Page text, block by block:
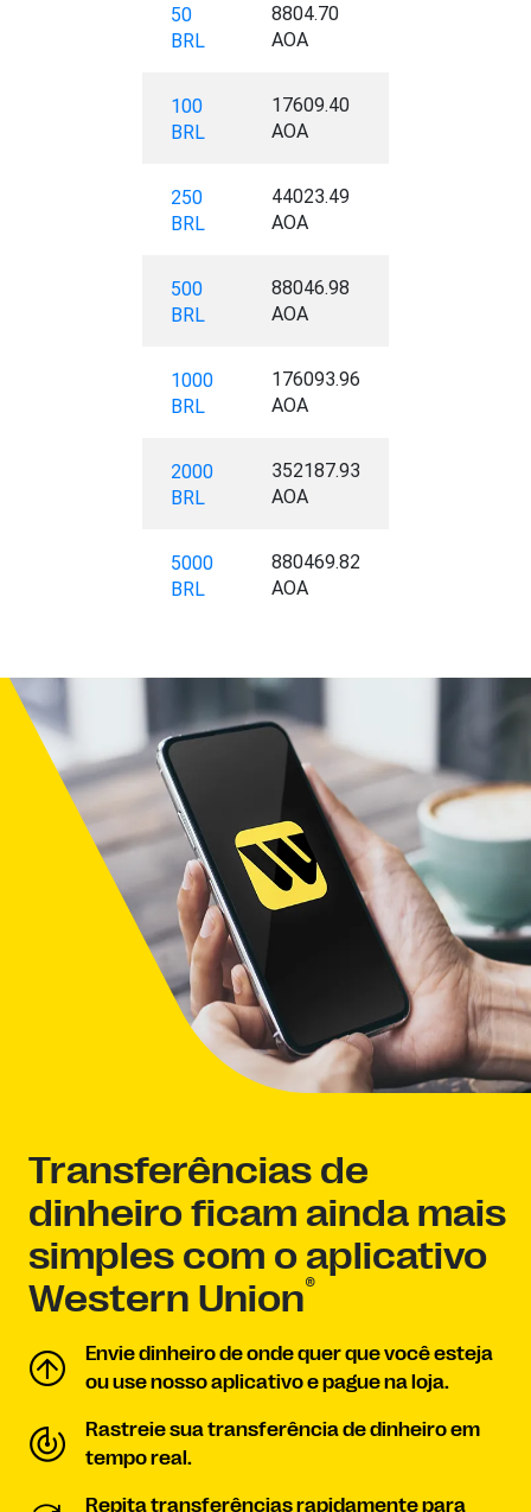
50
BRL
8804.70
AOA
100
BRL
17609.40
AOA
250
BRL
44023.49
AOA
500
BRL
88046.98
AOA
1000
BRL
176093.96
AOA
2000
BRL
352187.93
AOA
5000
BRL
880469.82
AOA
Transferências de
dinheiro ficam ainda mais
simples com o aplicativo
Western Union®
Envie dinheiro de onde quer que você esteja
ou use nosso aplicativo e pague na loja.
Rastreie sua transferência de dinheiro em
tempo real.
Repita transferências rapidamente para